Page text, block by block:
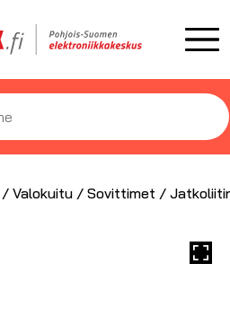
/ Valokuitu / Sovittimet /